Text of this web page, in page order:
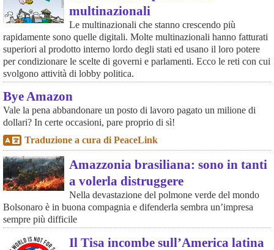
multinazionali
Le multinazionali che stanno crescendo più
rapidamente sono quelle digitali. Molte multinazionali hanno fatturati
superiori al prodotto interno lordo degli stati ed usano il loro potere
per condizionare le scelte di governi e parlamenti. Ecco le reti con cui
svolgono attività di lobby politica.
Bye Amazon
Vale la pena abbandonare un posto di lavoro pagato un milione di
dollari? In certe occasioni, pare proprio di sì!
Traduzione a cura di PeaceLink
Amazzonia brasiliana: sono in tanti
a volerla distruggere
Nella devastazione del polmone verde del mondo
Bolsonaro è in buona compagnia e difenderla sembra un’impresa
sempre più difficile
Il Tisa incombe sull’America latina